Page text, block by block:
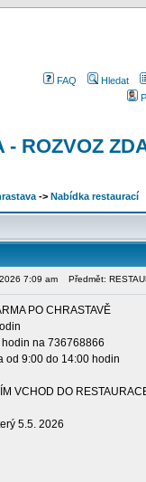
FAQ
Hledat
ROZVOZ
-> Nabídka restaurací
7:09 am Předmět:
PO CHRASTAVĚ
na 736768866
od 9:00 do 14:00 hodin
VCHOD DO
5.5. 2026